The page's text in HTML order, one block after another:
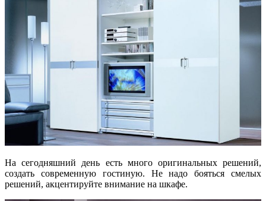
На сегодняшний день есть много оригинальных решений,
создать современную гостиную. Не надо бояться смелых
решений, акцентируйте внимание на шкафе.